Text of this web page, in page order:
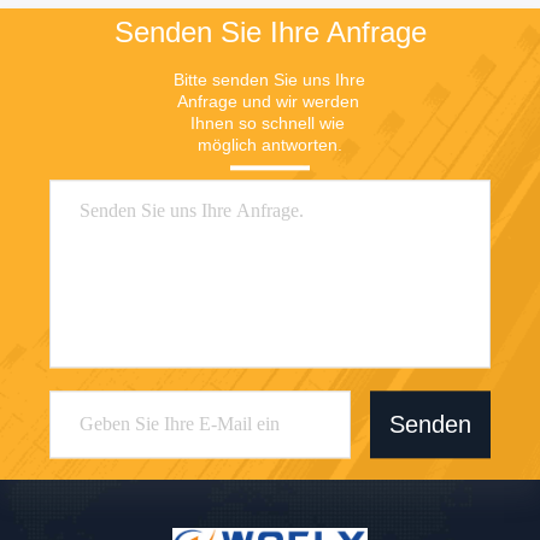
Senden Sie Ihre Anfrage
Bitte senden Sie uns Ihre
Anfrage und wir werden
Ihnen so schnell wie
möglich antworten.
Senden